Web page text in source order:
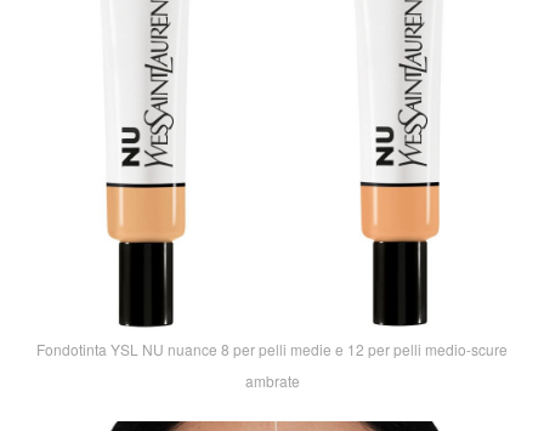
Fondotinta YSL NU nuance 8 per pelli medie e 12 per pelli medio-scure
ambrate